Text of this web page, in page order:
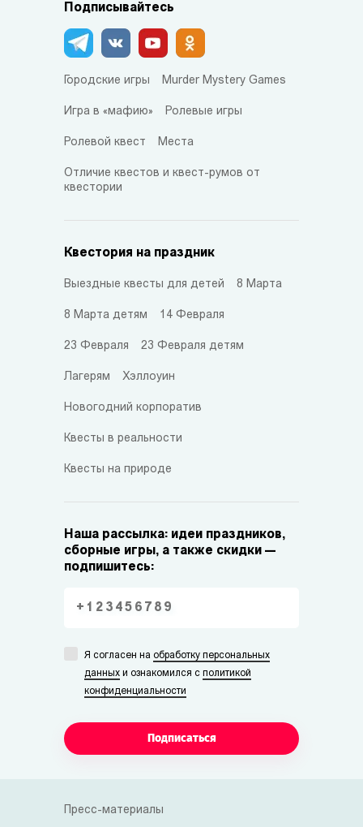
Подписывайтесь
Городские игры Murder Mystery Games
Игра в «мафию» Ролевые игры
Ролевой квест Места
Отличие квестов и квест-румов от
квестории
Квестория на праздник
Выездные квесты для детей 8 Марта
8 Марта детям 14 Февраля
23 Февраля 23 Февраля детям
Лагерям Хэллоуин
Новогодний корпоратив
Квесты в реальности
Квесты на природе
Наша рассылка: идеи праздников,
сборные игры, а также скидки —
подпишитесь:
Я согласен на обработку персональных
данных и ознакомился с политикой
конфиденциальности
Подписаться
Пресс-материалы